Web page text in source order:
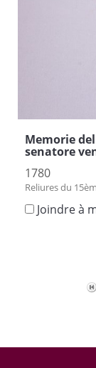
Memorie
senatore
1780
Reliures du
Joindre à